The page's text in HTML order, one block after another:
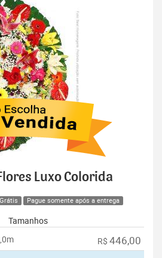
Luxo Colorida
Pague somente após a entrega
Tamanhos
R$ 446,00